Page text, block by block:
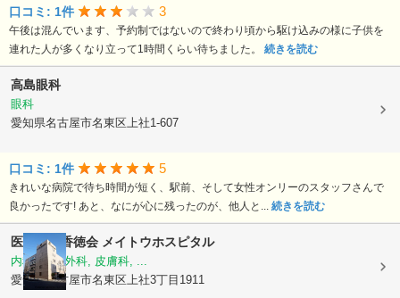
口コミ: 1件 3
午後は混んでいます、予約制ではないので終わり頃から駆け込みの様に子供を
連れた人が多くなり立って1時間くらい待ちました。 続きを読む
高島眼科
眼科
愛知県名古屋市名東区上社1-607
口コミ: 1件 5
きれいな病院で待ち時間が短く、駅前、そして女性オンリーのスタッフさんで
良かったです! あと、なにが心に残ったのが、他人と... 続きを読む
医療法人香徳会 メイトウホスピタル
内科, 整形外科, 皮膚科, ...
愛知県名古屋市名東区上社3丁目1911